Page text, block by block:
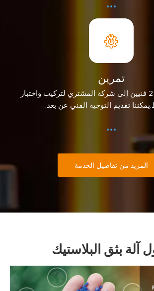
تمرين
يمكننا إرسال 1-2 فنيين إلى شركة المشتري لتركيب واختبار
تقديم التوجيه الفني عن بعد.
المزيد من تفاصيل الخدمة
آلة بثق البلاستيك